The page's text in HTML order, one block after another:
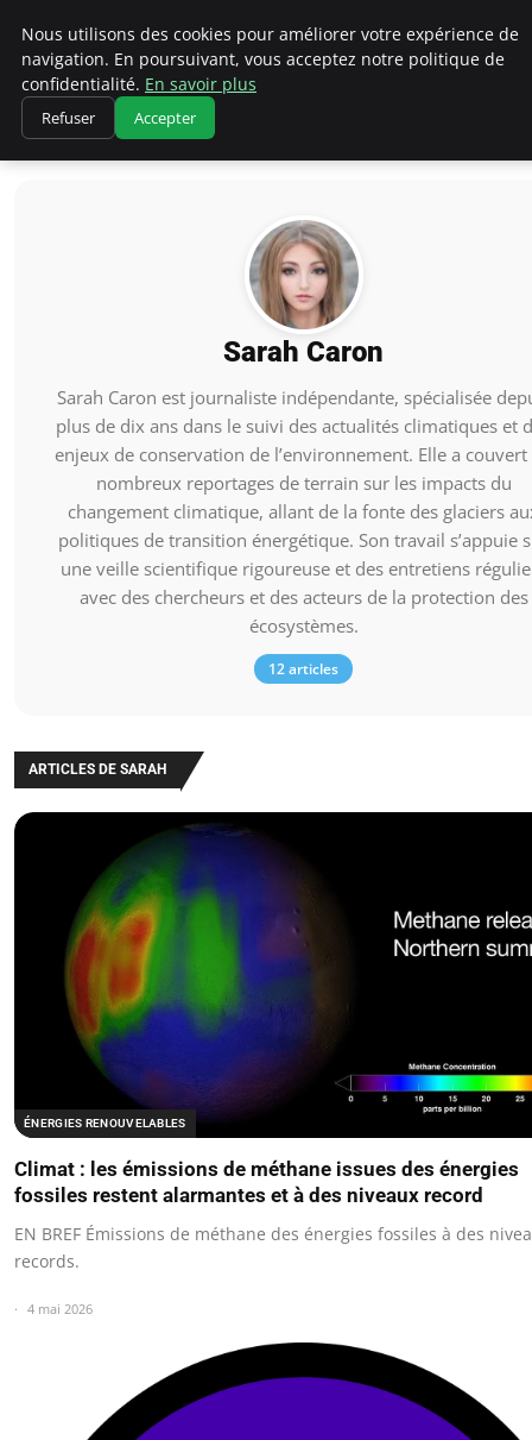
Climatedebtagents
Accueil Sarah Caron
Sarah Caron
Sarah Caron est journaliste indépendante, spécialisée
plus de dix ans dans le suivi des actualités climatiques et
enjeux de conservation de l’environnement. Elle a couvert
nombreux reportages de terrain sur les impacts du
changement climatique, allant de la fonte des glaciers
politiques de transition énergétique. Son travail s’appuie
une veille scientifique rigoureuse et des entretiens
avec des chercheurs et des acteurs de la protection des
écosystèmes.
12 articles
ARTICLES DE SARAH
ÉNERGIES RENOUVELABLES
Climat : les émissions de méthane issues des énergies
fossiles restent alarmantes et à des niveaux record
EN BREF Émissions de méthane des énergies fossiles à des
records.
4 mai 2026
Nous utilisons des cookies pour améliorer votre expérience de
navigation. En poursuivant, vous acceptez notre politique de
confidentialité. En savoir plus
Refuser Accepter